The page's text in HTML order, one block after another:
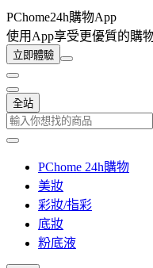
PChome24h購物App
使用App享受更優質的購
立即體驗
全站
PChome 24h購物
美妝
彩妝/指彩
底妝
粉底液